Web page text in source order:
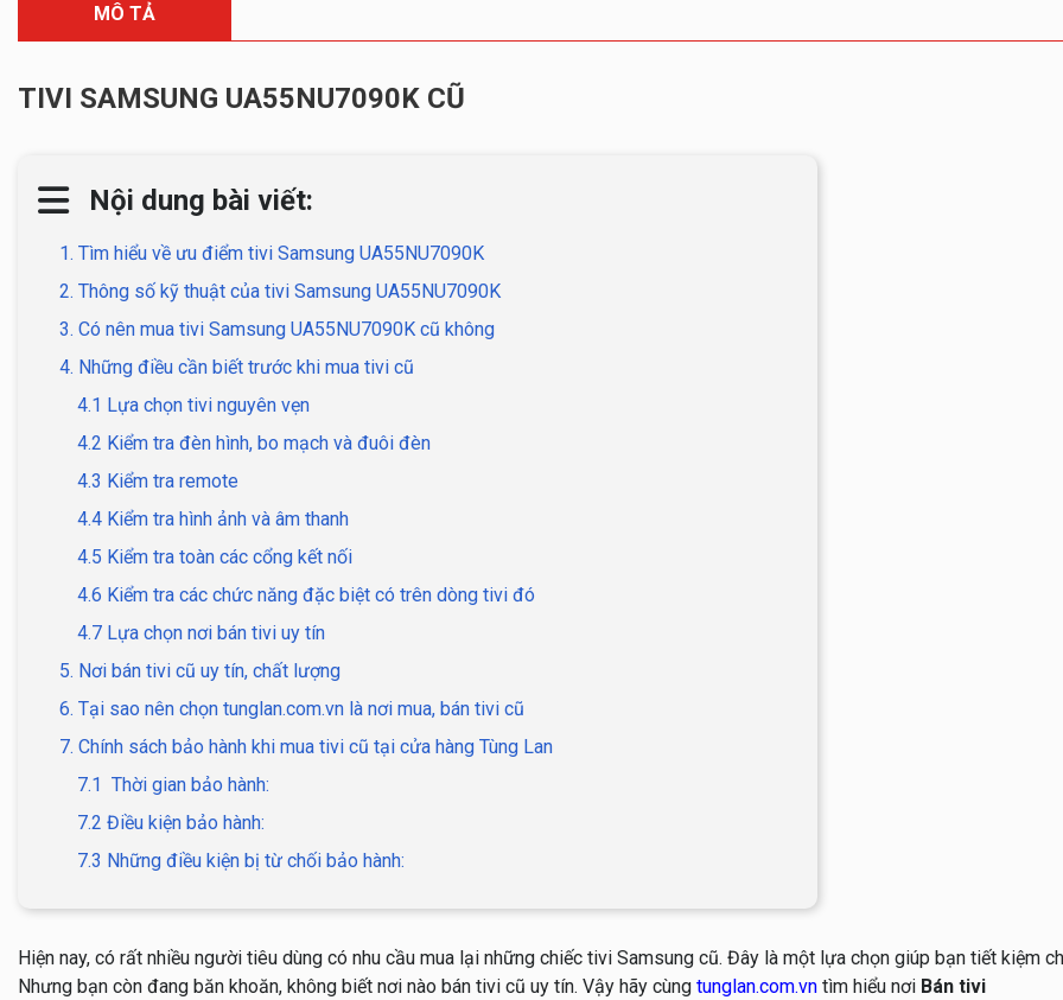
MÔ TẢ
TIVI SAMSUNG UA55NU7090K CŨ
Nội dung bài viết:
1. Tìm hiểu về ưu điểm tivi Samsung UA55NU7090K
2. Thông số kỹ thuật của tivi Samsung UA55NU7090K
3. Có nên mua tivi Samsung UA55NU7090K cũ không
4. Những điều cần biết trước khi mua tivi cũ
4.1 Lựa chọn tivi nguyên vẹn
4.2 Kiểm tra đèn hình, bo mạch và đuôi đèn
4.3 Kiểm tra remote​
4.4 Kiểm tra hình ảnh và âm thanh
4.5 Kiểm tra toàn các cổng kết nối
4.6 Kiểm tra các chức năng đặc biệt có trên dòng tivi đó
4.7 Lựa chọn nơi bán tivi uy tín
5. Nơi bán tivi cũ uy tín, chất lượng
6. Tại sao nên chọn tunglan.com.vn là nơi mua, bán tivi cũ
7. Chính sách bảo hành khi mua tivi cũ tại cửa hàng Tùng Lan
7.1 Thời gian bảo hành:
7.2 Điều kiện bảo hành:
7.3 Những điều kiện bị từ chối bảo hành:
Hiện nay, có rất nhiều người tiêu dùng có nhu cầu mua lại những chiếc tivi Samsung cũ. Đây là một lựa chọn giúp bạn tiết kiệm
Nhưng bạn còn đang băn khoăn, không biết nơi nào bán tivi cũ uy tín. Vậy hãy cùng tunglan.com.vn tìm hiểu nơi Bán tivi